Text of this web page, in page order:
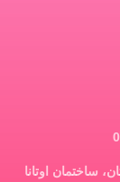
ساختمان اوتانا